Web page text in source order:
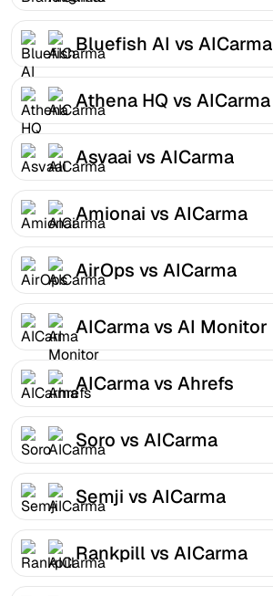
Bluefish AI vs AICarma
Athena HQ vs AICarma
Asvaai vs AICarma
Amionai vs AICarma
AirOps vs AICarma
AICarma vs AI Monitor
AICarma vs Ahrefs
Soro vs AICarma
Semji vs AICarma
Rankpill vs AICarma